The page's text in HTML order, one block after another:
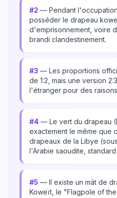
#2 — Pendant l'occupation
posséder le drapeau
d'emprisonnement, voire
brandi clandestinement.
#3 — Les proportions
de 1:2, mais une version
l'étranger pour des
#4 — Le vert du drapeau
exactement le même que
drapeaux de la Libye
l'Arabie saoudite,
#5 — Il existe un mât de
Koweït, le "Flagpole of the